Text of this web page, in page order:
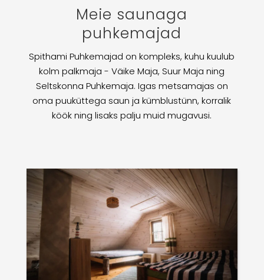
Meie saunaga
puhkemajad
Spithami Puhkemajad on kompleks, kuhu kuulub
kolm palkmaja - Väike Maja, Suur Maja ning
Seltskonna Puhkemaja. Igas metsamajas on
oma puuküttega saun ja kümblustünn, korralik
köök ning lisaks palju muid mugavusi.